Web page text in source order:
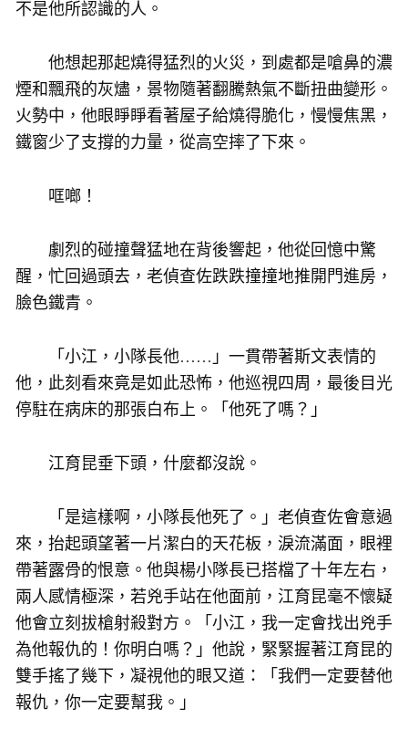
不是他所認識的人。
他想起那起燒得猛烈的火災，到處都是嗆鼻的濃
煙和飄飛的灰燼，景物隨著翻騰熱氣不斷扭曲變形。
火勢中，他眼睜睜看著屋子給燒得脆化，慢慢焦黑，
鐵窗少了支撐的力量，從高空摔了下來。
哐啷！
劇烈的碰撞聲猛地在背後響起，他從回憶中驚
醒，忙回過頭去，老偵查佐跌跌撞撞地推開門進房，
臉色鐵青。
「小江，小隊長他……」一貫帶著斯文表情的
他，此刻看來竟是如此恐怖，他巡視四周，最後目光
停駐在病床的那張白布上。「他死了嗎？」
江育昆垂下頭，什麼都沒說。
「是這樣啊，小隊長他死了。」老偵查佐會意過
來，抬起頭望著一片潔白的天花板，淚流滿面，眼裡
帶著露骨的恨意。他與楊小隊長已搭檔了十年左右，
兩人感情極深，若兇手站在他面前，江育昆毫不懷疑
他會立刻拔槍射殺對方。「小江，我一定會找出兇手
為他報仇的！你明白嗎？」他說，緊緊握著江育昆的
雙手搖了幾下，凝視他的眼又道：「我們一定要替他
報仇，你一定要幫我。」